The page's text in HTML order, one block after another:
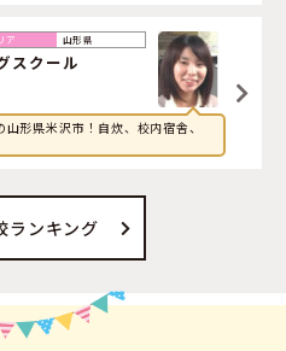
山形県
スクール
山形県米沢市！自炊、校内宿舎、
ランキング